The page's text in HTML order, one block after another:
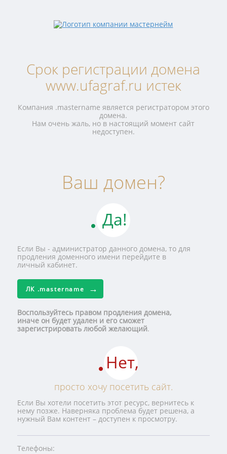
Срок регистрации домена
www.ufagraf.ru истек
Компания .mastername является регистратором этого
домена.
Нам очень жаль, но в настоящий момент сайт
недоступен.
Ваш домен?
Да!
Если Вы - администратор данного домена, то для
продления доменного имени перейдите в
личный кабинет.
ЛК .mastername
Воспользуйтесь правом продления домена,
иначе он будет удален и его сможет
зарегистрировать любой желающий.
Нет,
просто хочу посетить сайт.
Если Вы хотели посетить этот ресурс, вернитесь к
нему позже. Наверняка проблема будет решена, а
нужный Вам контент – доступен к просмотру.
Телефоны: